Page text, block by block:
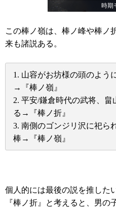
時期
この棒ノ嶺は、棒ノ峰や棒ノ
来も諸説ある。
1. 山容がお坊様の頭のよう
→『棒ノ嶺』
2. 平安/鎌倉時代の武将、
る→『棒ノ折』
3. 南側のゴンジリ沢に祀ら
棒→『棒ノ嶺』
個人的には最後の説を推した
『棒ノ折』と考えると、男